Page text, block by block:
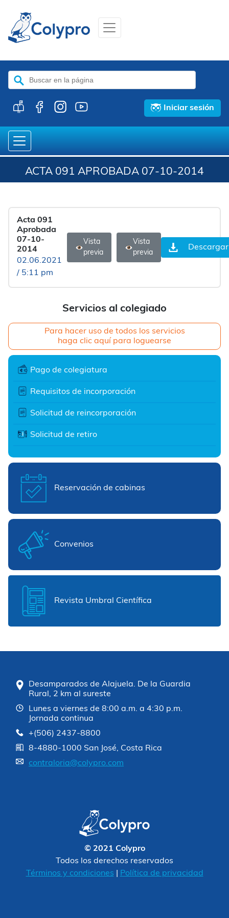
Buscar:
Iniciar sesión
ACTA 091 APROBADA 07-10-2014
Servicios al colegiado
Para hacer uso de todos los servicios
haga clic aquí para loguearse
Pago de colegiatura
Requisitos de incorporación
Solicitud de reincorporación
Solicitud de retiro
Reservación de cabinas
Convenios
Revista Umbral Científica
Acta 091
Aprobada
07-10-
2014
02.06.2021
/ 5:11 pm
Vista
previa
Vista
previa
Descargar
Desamparados de Alajuela. De la Guardia
Rural, 2 km al sureste
Lunes a viernes de 8:00 a.m. a 4:30 p.m.
Jornada continua
+(506) 2437-8800
8-4880-1000 San José, Costa Rica
contraloria@colypro.com
© 2021 Colypro
Todos los derechos reservados
Términos y condiciones
Política de privacidad